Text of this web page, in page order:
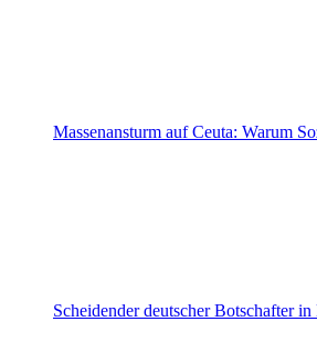
Massenansturm auf Ceuta: Warum
Scheidender deutscher Botschafter